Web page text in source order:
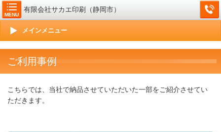
MENU
有限会社サカエ印刷（静岡市）
メインメニュー
ご利用事例
こちらでは、当社で納品させていただいた一部をご紹介させてい
ただきます。